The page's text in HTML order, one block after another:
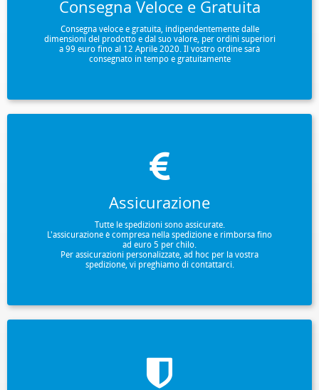
Consegna Veloce e Gratuita
Consegna veloce e gratuita, indipendentemente dalle
dimensioni del prodotto e dal suo valore, per ordini superiori
a 99 euro fino al 12 Aprile 2020. Il vostro ordine sarà
consegnato in tempo e gratuitamente
Assicurazione
Tutte le spedizioni sono assicurate.
L'assicurazione è compresa nella spedizione e rimborsa fino
ad euro 5 per chilo.
Per assicurazioni personalizzate, ad hoc per la vostra
spedizione, vi preghiamo di contattarci.